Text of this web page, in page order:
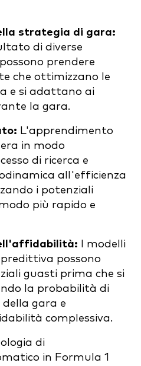
strategia di gara:
di diverse
prendere
che ottimizzano le
e si adattano ai
la gara.
L'apprendimento
in modo
di ricerca e
all'efficienza
i potenziali
più rapido e
I modelli
possono
guasti prima che si
la probabilità di
gara e
complessiva.
di
in Formula 1